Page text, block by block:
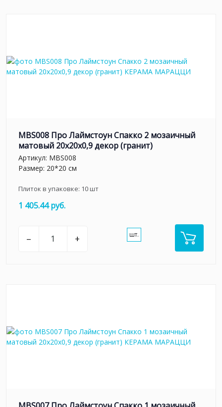
MBS008 Про Лаймстоун Спакко 2 мозаичный
матовый 20х20х0,9 декор (гранит)
Артикул: MBS008
Размер: 20*20 см
Плиток в упаковке: 10шт
1 405.44 руб.
– + шт.